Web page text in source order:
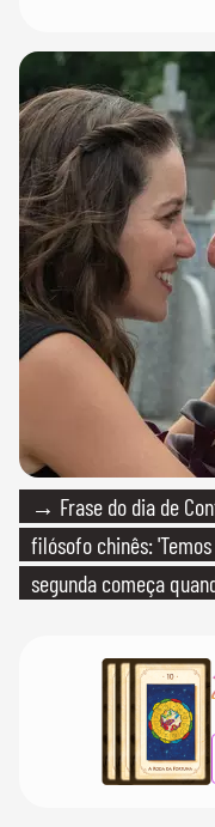
→ Frase do dia de
filósofo chinês:
segunda começa